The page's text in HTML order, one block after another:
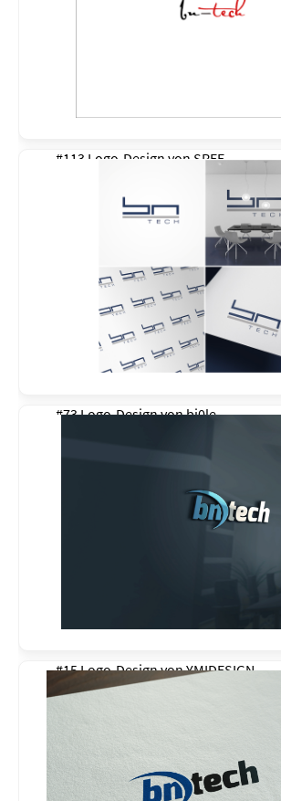
#113 Logo-Design von SREE
#73 Logo-Design vonbj0le
#15 Logo-Design vonYMIDESIGN